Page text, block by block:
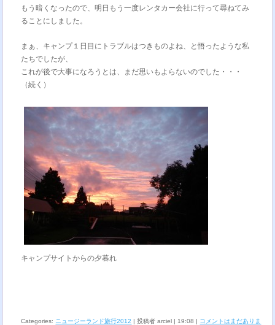
もう暗くなったので、明日もう一度レンタカー会社に行って尋ねてみ
ることにしました。
まぁ、キャンプ１日目にトラブルはつきものよね、と悟ったような私
たちでしたが、
これが後で大事になろうとは、まだ思いもよらないのでした・・・
（続く）
キャンプサイトからの夕暮れ
Categories: ニュージーランド旅行2012 | 投稿者 arciel | 19:08 | コメントはまだありま